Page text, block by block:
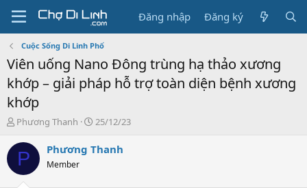
Đăng nhập Đăng ký
Cuộc Sống Di Linh Phố
Viên uống Nano Đông trùng hạ thảo xương
khớp – giải pháp hỗ trợ toàn diện bệnh xương
khớp
T
r
a
Phương Thanh
N
à
25/12/23
P Phương Thanh
Member